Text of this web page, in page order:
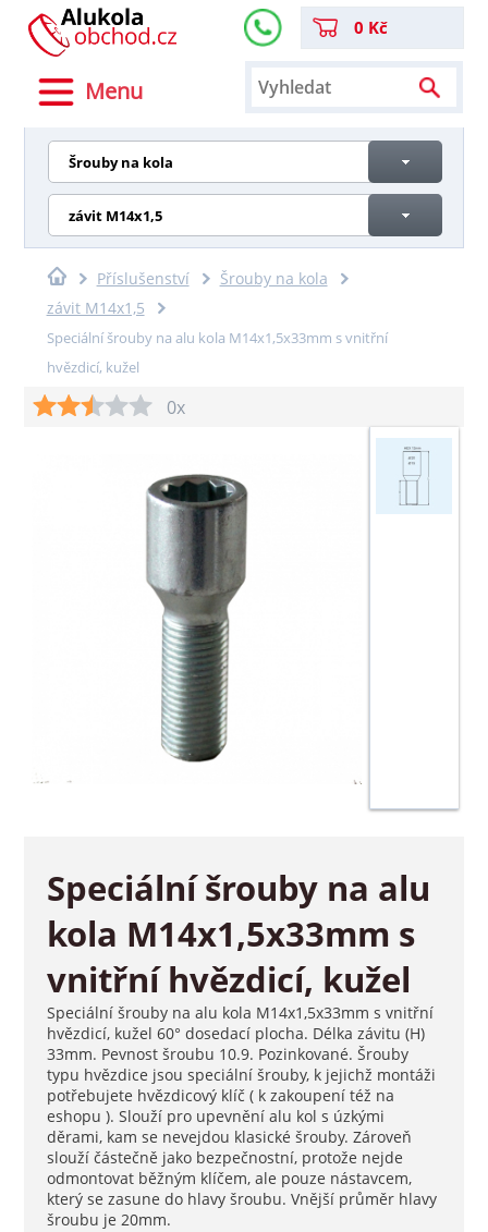
Menu
0 Kč
Šrouby na kola
závit M14x1,5
Příslušenství
Šrouby na kola
závit M14x1,5
Speciální šrouby na alu kola M14x1,5x33mm s vnitřní
hvězdicí, kužel
0x
Speciální šrouby na alu
kola M14x1,5x33mm s
vnitřní hvězdicí, kužel
Speciální šrouby na alu kola M14x1,5x33mm s vnitřní
hvězdicí, kužel 60° dosedací plocha. Délka závitu (H)
33mm. Pevnost šroubu 10.9. Pozinkované. Šrouby
typu hvězdice jsou speciální šrouby, k jejichž montáži
potřebujete hvězdicový klíč ( k zakoupení též na
eshopu ). Slouží pro upevnění alu kol s úzkými
děrami, kam se nevejdou klasické šrouby. Zároveň
slouží částečně jako bezpečnostní, protože nejde
odmontovat běžným klíčem, ale pouze nástavcem,
který se zasune do hlavy šroubu. Vnější průměr hlavy
šroubu je 20mm.